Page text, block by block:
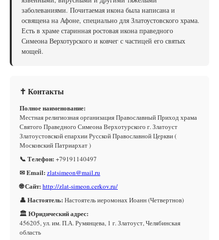
заболеваниями. Почитаемая икона была написана и
освящена на Афоне, специально для Златоустовского храма.
Есть в храме старинная ростовая икона праведного
Симеона Верхотурского и ковчег с частицей его святых
мощей.
✝ Контакты
Полное наименование:
Местная религиозная организация Православный Приход храма
Святого Праведного Симеона Верхотурского г. Златоуст
Златоустовской епархии Русской Православной Церкви (
Московский Патриархат )
📞 Телефон: +79191140497
✉ Email: zlatsimeon@mail.ru
🌐 Сайт: http://zlat-simeon.cerkov.ru/
👤 Настоятель: Настоятель иеромонах Иоанн (Четвертнов)
🏛 Юридический адрес:
456205, ул. им. П.А. Румянцева, 1 г. Златоуст, Челябинская
область